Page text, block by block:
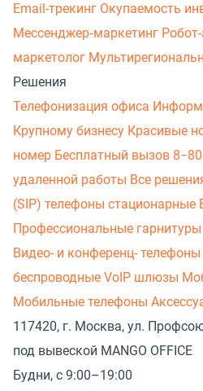
Email-трекинг Окупаемость
Мессенджер‑маркетинг
маркетолог
Решения
Телефонизация офиса
Крупному бизнесу Красивые
номер Бесплатный вызов
удаленной работы Все
(SIP) телефоны стационарные
Профессиональные гарнитуры
Видео- и конференц- телефоны
беспроводные VoIP шлюзы
Мобильные телефоны
117420, г. Москва, ул.
под вывеской MANGO OFFICE
Будни, с 9:00–19:00